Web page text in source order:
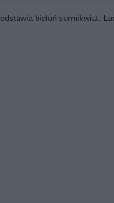
bieluń surmikwiat.